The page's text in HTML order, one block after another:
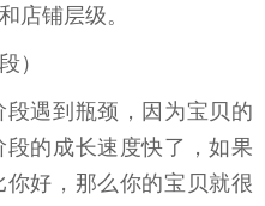
店铺层级。
）
遇到瓶颈，因为宝贝的
的成长速度快了，如果
好，那么你的宝贝就很